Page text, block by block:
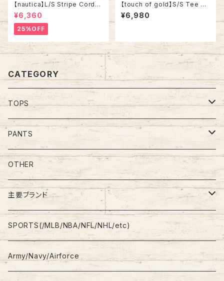
【nautica】L/S Stripe Cordur
oy Shirt L 90s ノーティカ スト
ライプ コーデュロイ シャツ ボタ
ンダウン 長袖 ワンポイントロゴ
刺繍ロゴ 旧タグ USA アメリカ
古着
¥6,360
25%OFF
【touch of gold】S/S Tee XL
90s Made in USA vintage
“Welcome home ” messag
ジ 星条旗 シングルステッチ アメ
リカ USA 古着
¥6,980
CATEGORY
TOPS
Tee
S/L Tee
Polo Shirt
Shirt
L/S
S/S
Sweatshirt
Hoodie
PANTS
Jeans/Denim
Work Pants
Shorts
OTHER
主要ブランド
adidas
Champion
SPORTS(/MLB/NBA/NFL/NHL/etc)
Army/Navy/Airforce